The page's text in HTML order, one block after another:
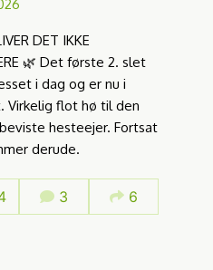
DET IKKE
🌿 Det første 2. slet
i dag og er nu i
Virkelig flot hø til den
hesteejer. Fortsat
derude.
3 6